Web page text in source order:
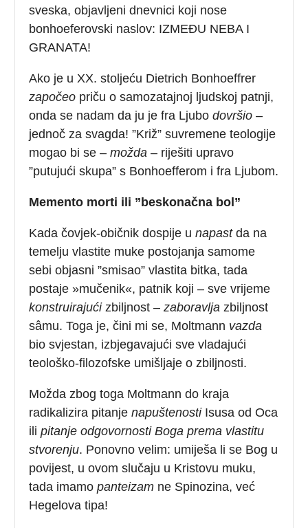
sveska, objavljeni dnevnici koji nose
bonhoeferovski naslov: IZMEĐU NEBA I
GRANATA!
Ako je u XX. stoljeću Dietrich Bonhoeffrer
započeo priču o samozatajnoj ljudskoj patnji,
onda se nadam da ju je fra Ljubodovršio –
jednoč za svagda! ”Križ” suvremene teologije
mogao bi se –možda – riješiti upravo
”putujući skupa” s Bonhoefferom i fra Ljubom.
Memento morti ili ”beskonačna bol”
Kada čovjek-običnik dospije unapastda na
temelju vlastite muke postojanja samome
sebi objasni ”smisao” vlastita bitka, tada
postaje »mučenik«, patnik koji – sve vrijeme
konstruirajućizbiljnost –zaboravlja zbiljnost
sâmu. Toga je, čini mi se, Moltmann vazda
bio svjestan, izbjegavajući sve vladajući
teološko-filozofske umišljaje o zbiljnosti.
Možda zbog toga Moltmann do kraja
radikalizira pitanjenapuštenostiIsusa od Oca
ilipitanje odgovornosti Boga prema vlastitu
stvorenju. Ponovno velim: umiješa li se Bog u
povijest, u ovom slučaju u Kristovu muku,
tada imamopanteizam ne Spinozina, već
Hegelova tipa!